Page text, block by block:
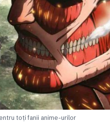
toți fanii anime-urilor